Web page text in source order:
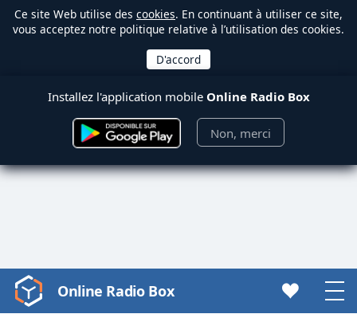
Ce site Web utilise des cookies. En continuant à utiliser ce site,
vous acceptez notre politique relative à l’utilisation des cookies.
Installez l'application mobile Online Radio Box
Non, merci
Video
Online Radio Box